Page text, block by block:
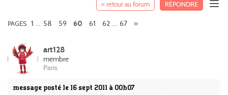
« retour au forum RÉPONDRE
PAGES 1 ... 58 59 60 61 62 ... 67 »
message posté le 16 sept 2011 à 00h07
art128
membre
Paris